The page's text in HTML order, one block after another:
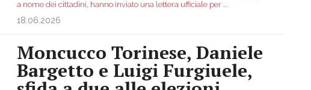
a nome dei cittadini, hanno inviato una lettera ufficiale per
18.06.2026
Moncucco Torinese, Daniele
Bargetto e Luigi Furgiuele,